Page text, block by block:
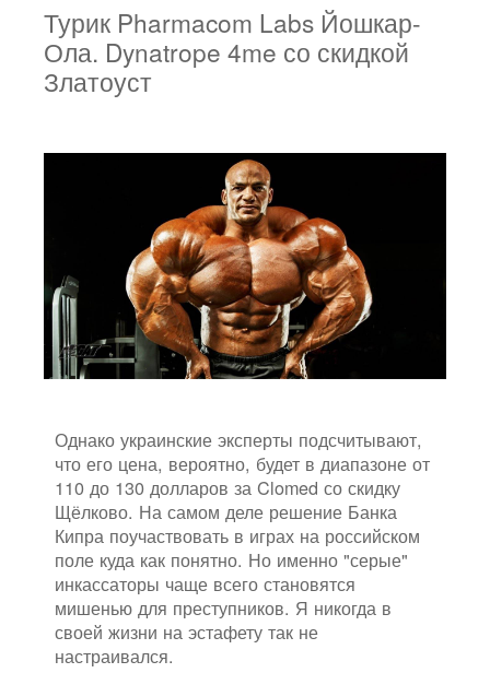
Турик Pharmacom Labs Йошкар-
Ола. Dynatrope 4me со скидкой
Златоуст
Однако украинские эксперты подсчитывают,
что его цена, вероятно, будет в диапазоне от
110 до 130 долларов за Clomed со скидку
Щёлково. На самом деле решение Банка
Кипра поучаствовать в играх на российском
поле куда как понятно. Но именно "серые"
инкассаторы чаще всего становятся
мишенью для преступников. Я никогда в
своей жизни на эстафету так не
настраивался.